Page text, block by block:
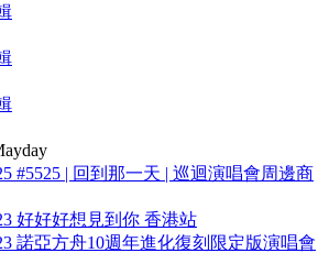
#5525 | 回到那一天 | 巡迴演唱會周邊商
好好好想見到你 香港站
諾亞方舟10週年進化復刻限定版演唱會